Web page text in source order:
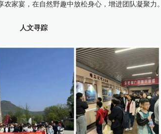
家宴，在自然野趣中放松身心，增进团队凝聚力。
人文寻踪